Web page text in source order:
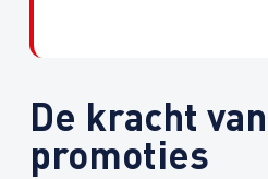
De kracht
promoties